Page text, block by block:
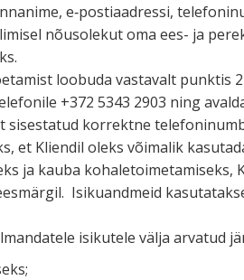
e‑postiaadressi,
nõusolekut oma ees- ja
loobuda vastavalt
+372 5343 2903 ning
korrektne
et Kliendil oleks võimalik
ja kauba
Isiku­andmeid
isikutele välja arvatud